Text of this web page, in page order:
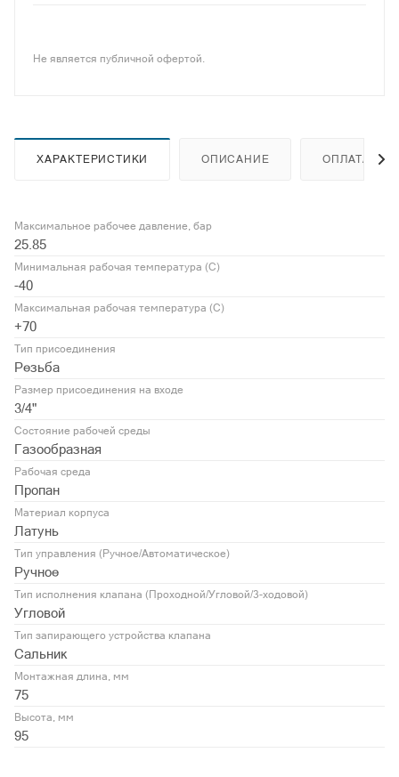
Не является публичной офертой.
ХАРАКТЕРИСТИКИ ОПИСАНИЕ ОПЛАТА
Максимальное рабочее давление, бар
25.85
Минимальная рабочая температура (С)
-40
Максимальная рабочая температура (С)
+70
Тип присоединения
Резьба
Размер присоединения на входе
3/4"
Состояние рабочей среды
Газообразная
Рабочая среда
Пропан
Материал корпуса
Латунь
Тип управления (Ручное/Автоматическое)
Ручное
Тип исполнения клапана (Проходной/Угловой/3-ходовой)
Угловой
Тип запирающего устройства клапана
Сальник
Монтажная длина, мм
75
Высота, мм
95